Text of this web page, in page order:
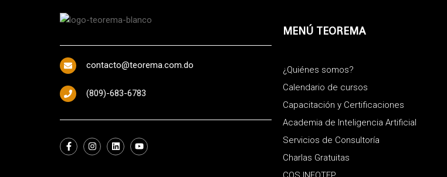
contacto@teorema.com.do
(809)-683-6783
MENÚ TEOREMA
¿Quiénes somos?
Calendario de cursos
Capacitación y Certificaciones
Academia de Inteligencia Artificial
Servicios de Consultoría
Charlas Gratuitas